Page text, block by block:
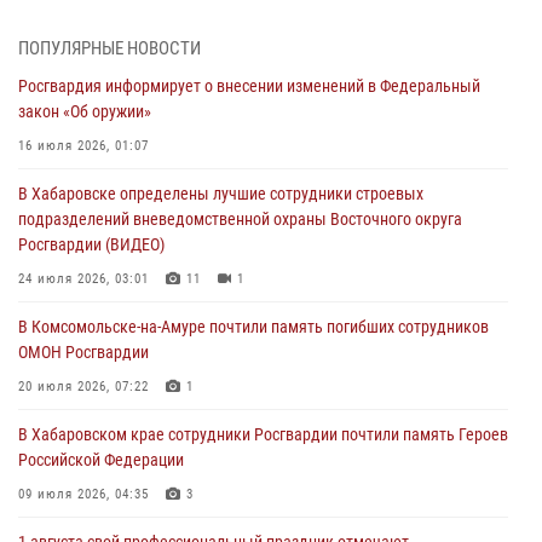
В Управлении Росгвардии по Хабаровскому краю состоялось
избирательного права
31 июля 2026, 03:26
женщине, потерявшей сознание во время массового мероприятия
29 июля 2026, 23:24 2
В Хабаровске продолжается акция «Каникулы с Росгвардией»
За прошедшую неделю в Хабаровском крае росгвардейцы провели
свыше 120 проверок условий хранения оружия
ПОПУЛЯРНЫЕ НОВОСТИ
Росгвардия информирует о внесении изменений в Федеральный
закон «Об оружии»
16 июля 2026, 01:07
В Хабаровске определены лучшие сотрудники строевых
подразделений вневедомственной охраны Восточного округа
Росгвардии (ВИДЕО)
24 июля 2026, 03:01 11 1
В Комсомольске-на-Амуре почтили память погибших сотрудников
ОМОН Росгвардии
20 июля 2026, 07:22 1
В Хабаровском крае сотрудники Росгвардии почтили память Героев
Российской Федерации
09 июля 2026, 04:35 3